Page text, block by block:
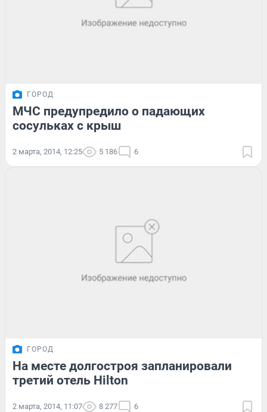
ГОРОД
МЧС предупредило о падающих
сосульках с крыш
2 марта, 2014, 12:25 5 186 6
ГОРОД
На месте долгостроя запланировали
третий отель Hilton
2 марта, 2014, 11:07 8 277 6